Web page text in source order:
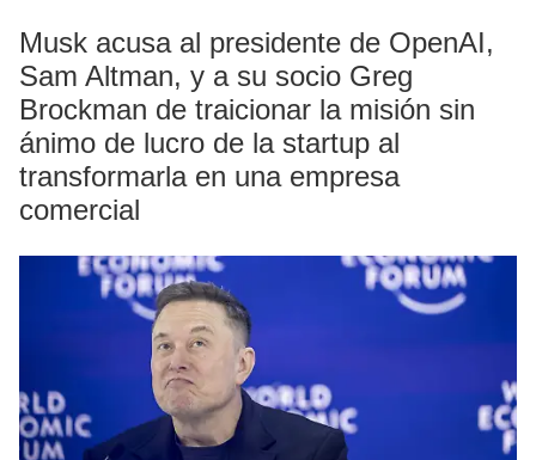
Musk acusa al presidente de OpenAI,
Sam Altman, y a su socio Greg
Brockman de traicionar la misión sin
ánimo de lucro de la startup al
transformarla en una empresa
comercial